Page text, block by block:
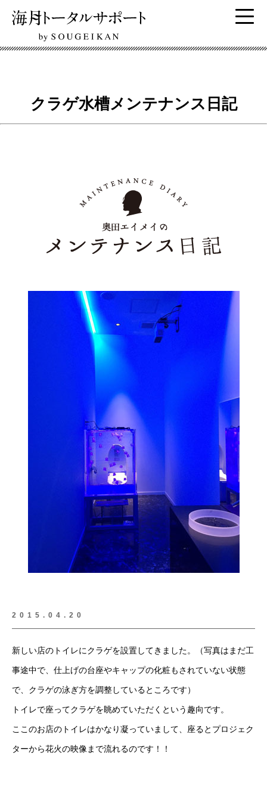
クラゲ水槽メンテナンス日記
2015.04.20
新しい店のトイレにクラゲを設置してきました。（写真はまだ工
事途中で、仕上げの台座やキャップの化粧もされていない状態
で、クラゲの泳ぎ方を調整しているところです）
トイレで座ってクラゲを眺めていただくという趣向です。
ここのお店のトイレはかなり凝っていまして、座るとプロジェク
ターから花火の映像まで流れるのです！！